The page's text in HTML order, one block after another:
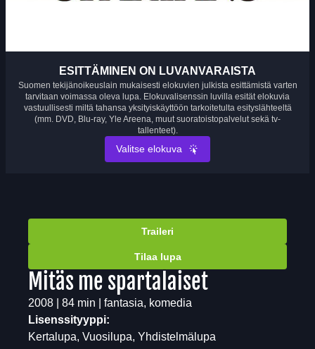
ESITTÄMINEN ON LUVANVARAISTA
Suomen tekijänoikeuslain mukaisesti elokuvien julkista esittämistä varten
tarvitaan voimassa oleva lupa. Elokuvalisenssin luvilla esität elokuvia
vastuullisesti miltä tahansa yksityiskäyttöön tarkoitetulta esityslähteeltä
(mm. DVD, Blu-ray, Yle Areena, muut suoratoistopalvelut sekä tv-
tallenteet).
Valitse elokuva
Traileri
Tilaa lupa
Mitäs me spartalaiset
2008 | 84 min | fantasia, komedia
Lisenssityyppi:
Kertalupa, Vuosilupa, Yhdistelmälupa